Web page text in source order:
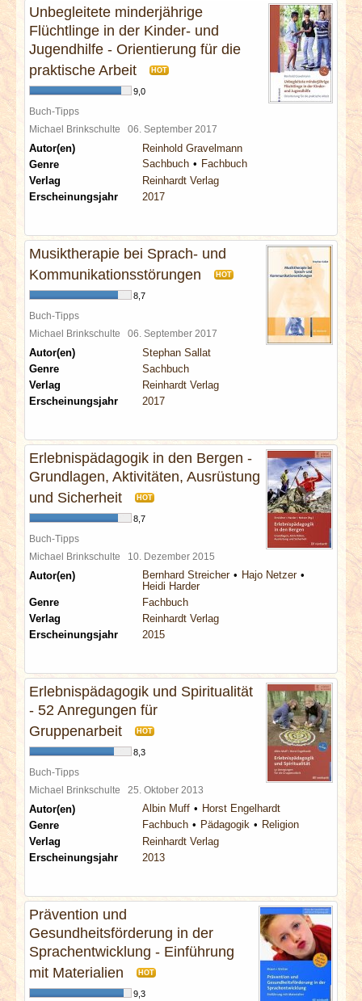
Unbegleitete minderjährige
Flüchtlinge in der Kinder- und
Jugendhilfe - Orientierung für die
praktische Arbeit
HOT
9,0
Buch-Tipps
Michael Brinkschulte 06. September 2017
Autor(en)
Reinhold Gravelmann
Genre
Sachbuch
Fachbuch
Verlag
Reinhardt Verlag
Erscheinungsjahr
2017
Musiktherapie bei Sprach- und
Kommunikationsstörungen
HOT
8,7
Buch-Tipps
Michael Brinkschulte 06. September 2017
Autor(en)
Stephan Sallat
Genre
Sachbuch
Verlag
Reinhardt Verlag
Erscheinungsjahr
2017
Erlebnispädagogik in den Bergen -
Grundlagen, Aktivitäten, Ausrüstung
und Sicherheit
HOT
8,7
Buch-Tipps
Michael Brinkschulte 10. Dezember 2015
Autor(en) Bernhard Streicher
Hajo Netzer
Heidi Harder
Genre
Fachbuch
Verlag
Reinhardt Verlag
Erscheinungsjahr
2015
Erlebnispädagogik und Spiritualität
- 52 Anregungen für
Gruppenarbeit
HOT
8,3
Buch-Tipps
Michael Brinkschulte 25. Oktober 2013
Autor(en) Albin Muff
Horst Engelhardt
Genre
Fachbuch Pädagogik
Religion
Verlag
Reinhardt Verlag
Erscheinungsjahr
2013
Prävention und
Gesundheitsförderung in der
Sprachentwicklung - Einführung
mit Materialien
HOT
9,3